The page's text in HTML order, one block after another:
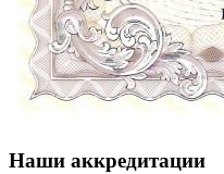
Наши аккредитации